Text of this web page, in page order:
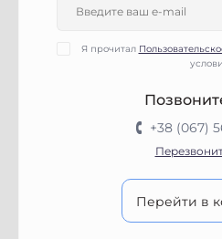
Я прочитал
+38 (067)
Перейти в